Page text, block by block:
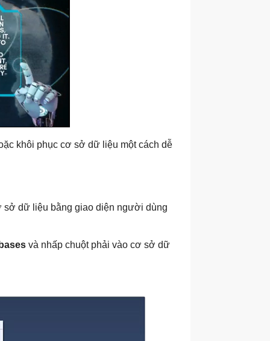
khôi phục cơ sở dữ liệu một cách dễ
sở dữ liệu bằng giao diện người dùng
và nhấp chuột phải vào cơ sở dữ